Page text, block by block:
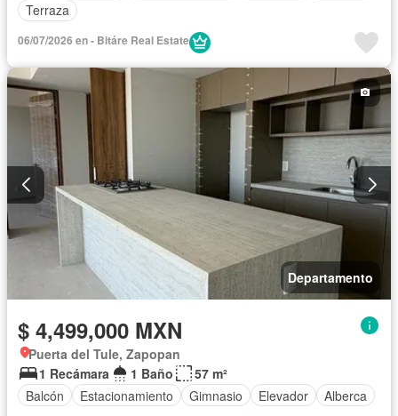
Terraza
06/07/2026 en - Bitáre Real Estate
Departamento
$ 4,499,000 MXN
Puerta del Tule, Zapopan
1 Recámara
1 Baño
57 m²
Balcón
Estacionamiento Gimnasio Elevador Alberca